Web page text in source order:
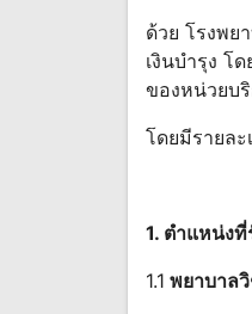
ด้วย โรงพย
เงินบํารุง โ
ของหน่วยบ
โดยมีรายละ
1. ตําแหน่งที่
1.1 พยาบาล